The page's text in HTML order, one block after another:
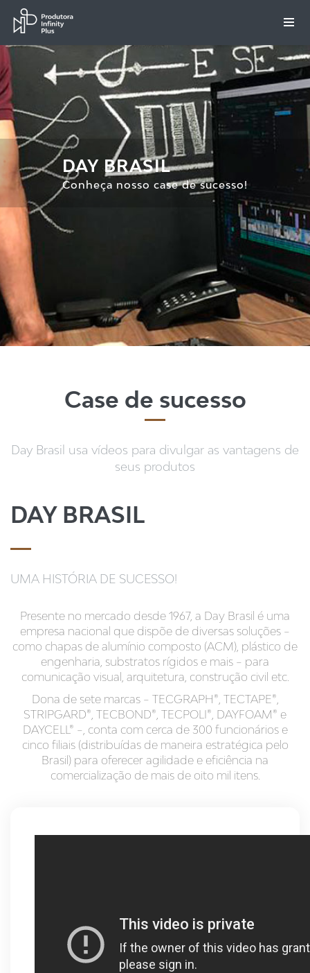
DAY BRASIL
Conheça nosso case de sucesso!
Case de sucesso
Day Brasil usa vídeos para divulgar as vantagens de
seus produtos
DAY BRASIL
UMA HISTÓRIA DE SUCESSO!
Presente no mercado desde 1967, a Day Brasil é uma
empresa nacional que dispõe de diversas soluções –
como chapas de alumínio composto (ACM), plástico de
engenharia, substratos rígidos e mais – para
comunicação visual, arquitetura, construção civil etc.
Dona de sete marcas – TECGRAPH®, TECTAPE®,
STRIPGARD®, TECBOND®, TECPOLI®, DAYFOAM® e
DAYCELL® –, conta com cerca de 300 funcionários e
cinco filiais (distribuídas de maneira estratégica pelo
Brasil) para oferecer agilidade e eficiência na
comercialização de mais de oito mil itens.